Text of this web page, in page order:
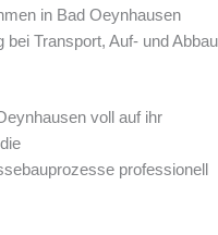
in Bad Oeynhausen
bei Transport, Auf- und Abbau
voll auf ihr
professionell